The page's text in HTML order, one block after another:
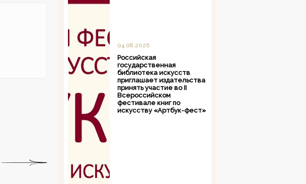
04.08.2026
Российская
государственная
библиотека искусств
приглашает издательства
принять участие во II
Всероссийском
фестивале книг по
искусству «Артбук-фест»